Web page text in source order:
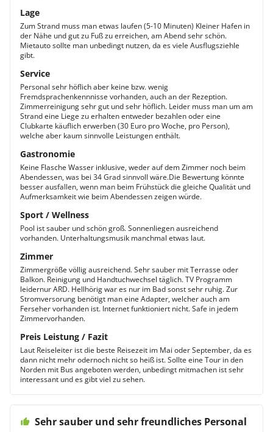
Lage
Zum Strand muss man etwas laufen (5-10 Minuten) Kleiner Hafen in
der Nähe und gut zu Fuß zu erreichen, am Abend sehr schön.
Mietauto sollte man unbedingt nutzen, da es viele Ausflugsziehle
gibt.
Service
Personal sehr höflich aber keine bzw. wenig
Fremdsprachenkennnisse vorhanden, auch an der Rezeption.
Zimmerreinigung sehr gut und sehr höflich. Leider muss man um am
Strand eine Liege zu erhalten entweder bezahlen oder eine
Clubkarte käuflich erwerben (30 Euro pro Woche, pro Person),
welche aber kaum sinnvolle Leistungen enthält.
Gastronomie
Keine Flasche Wasser inklusive, weder auf dem Zimmer noch beim
Abendessen, was bei 34 Grad sinnvoll wäre.Die Bewertung könnte
besser ausfallen, wenn man beim Frühstück die gleiche Qualität und
Aufmerksamkeit wie beim Abendessen zeigen würde.
Sport / Wellness
Pool ist sauber und schön groß. Sonnenliegen ausreichend
vorhanden. Unterhaltungsmusik manchmal etwas laut.
Zimmer
Zimmergröße völlig ausreichend. Sehr sauber mit Terrasse oder
Balkon. Reinigung und Handtuchwechsel täglich. TV Programm
leidernur ARD. Hellhörig war es nur im Bad sonst sehr ruhig. Zur
Stromversorung benötigt man eine Adapter, welcher auch am
Ferseher vorhanden ist. Internet funktioniert nicht. Safe in jedem
Zimmervorhanden.
Preis Leistung / Fazit
Laut Reiseleiter ist die beste Reisezeit im Mai oder September, da es
dann nicht mehr odernoch nicht so heiß ist. Sollte eine Tour in den
Norden mit Bus angeboten werden, unbedingt mitmachen ist sehr
interessant und es gibt viel zu sehen.
Sehr sauber und sehr freundliches Personal